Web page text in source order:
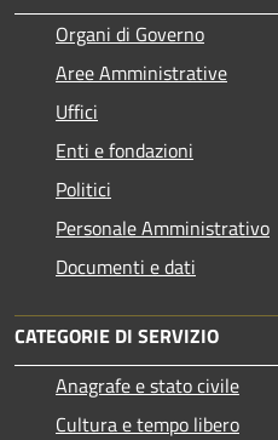
Organi di Governo
Aree Amministrative
Uffici
Enti e fondazioni
Politici
Personale Amministrativo
Documenti e dati
CATEGORIE DI SERVIZIO
Anagrafe e stato civile
Cultura e tempo libero